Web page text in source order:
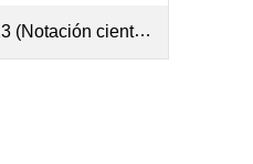
científica).pdf